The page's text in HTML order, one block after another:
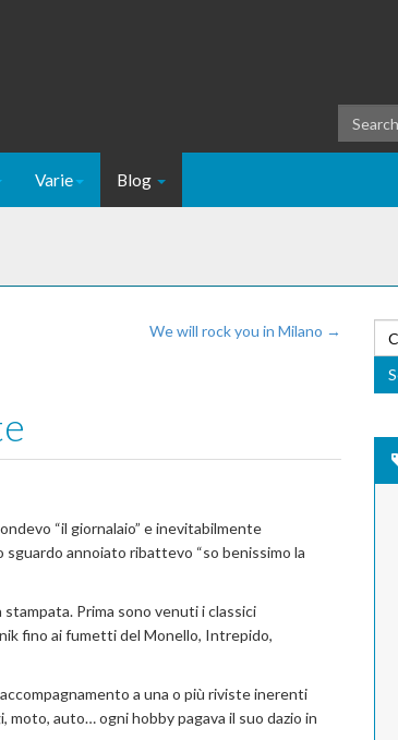
Varie Blog
We will rock you in Milano →
“il giornalaio” e inevitabilmente
annoiato ribattevo “so benissimo la
Prima sono venuti i classici
fino ai fumetti del Monello, Intrepido,
a una o più riviste inerenti
auto… ogni hobby pagava il suo dazio in